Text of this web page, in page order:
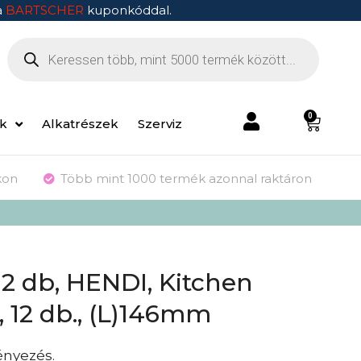
BARTSCHER kuponkóddal.
Alkatrészek Szerviz
0
Több mint 1000 termék azonnal raktáron
db, HENDI, Kitchen
db., (L)146mm